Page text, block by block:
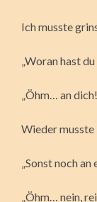
Ich musste
„Woran hast
„Öhm… an
Wieder musste
„Sonst noch an
„Öhm… nein,